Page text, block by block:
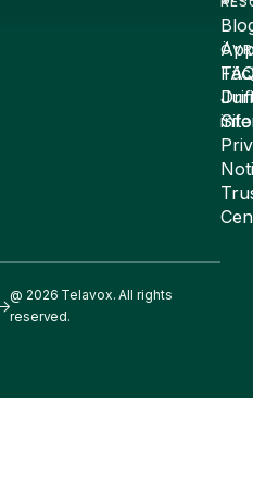
@ 2026 Telavox. All rights
reserved.